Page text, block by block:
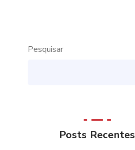
Pesquisar
Posts Recentes